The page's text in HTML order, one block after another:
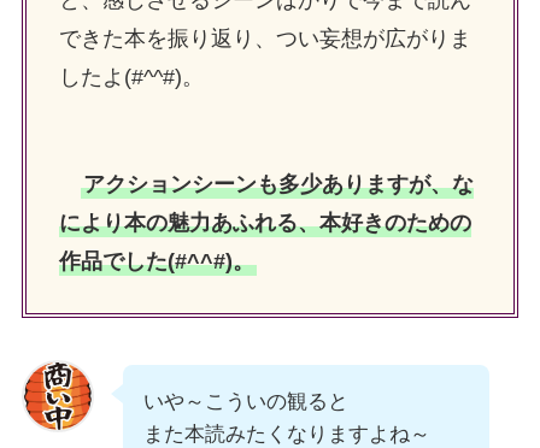
できた本を振り返り、つい妄想が広がりま
したよ(#^^#)。
アクションシーンも多少ありますが、な
により本の魅力あふれる、本好きのための
作品でした(#^^#)。
いや～こういの観ると
また本読みたくなりますよね～